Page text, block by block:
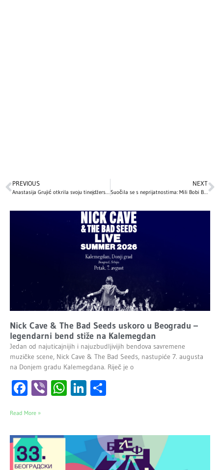
PREVIOUS
Anastasija Grujić otkrila svoju tinejdžersku fotku: Kako je izgledala prije 10 godina?
NEXT
Suočila se s neprijatnostima: Mili Bobi Braun o izazovima djetinjstva u Holivudu
Nick Cave & The Bad Seeds uskoro u Beogradu –
legendarni bend stiže na Kalemegdan
Jedan od najuticajnijih i najuzbudljivijih bendova savremene
muzičke scene, Nick Cave & The Bad Seeds, nastupiće 7. augusta
na Donjem gradu Kalemegdana. Riječ je o
Facebook
ViberWhatsApp
LinkedIn
Read More »